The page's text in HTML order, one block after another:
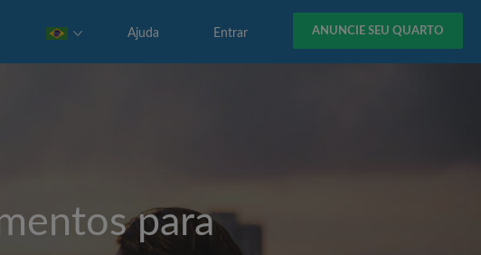
ANUNCIE SEU QUARTO
Entrar
Ajuda
para